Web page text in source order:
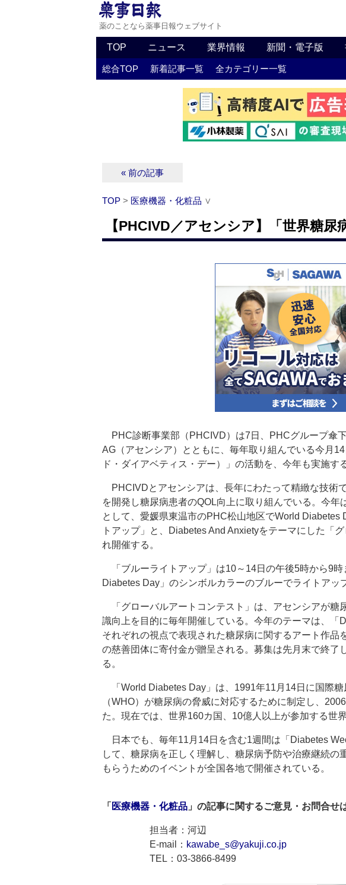
薬のことなら薬事日報ウェブサイト
TOP ニュース 業界情報 新聞・電子版
総合TOP 新着記事一覧 全カテゴリー一覧
« 前の記事
TOP > 医療機器・化粧品 ∨
【PHCIVD／アセンシア】「世界糖
PHC診断事業部（PHCIVD）は7日、PHCグループ傘
AG（アセンシア）とともに、毎年取り組んでいる今月
ド・ダイアベティス・デー）」の活動を、今年も実施す
PHCIVDとアセンシアは、長年にわたって精緻な技術
を開発し糖尿病患者のQOL向上に取り組んでいる。今
として、愛媛県東温市のPHC松山地区でWorld Diabetes
トアップ」と、Diabetes And Anxietyをテーマにした「
れ開催する。
「ブルーライトアップ」は10～14日の午後5時から9
Diabetes Day」のシンボルカラーのブルーでライトアッ
「グローバルアートコンテスト」は、アセンシアが糖
識向上を目的に毎年開催している。今年のテーマは、「
それぞれの視点で表現された糖尿病に関するアート作品
の慈善団体に寄付金が贈呈される。募集は先月末で終了
る。
「World Diabetes Day」は、1991年11月14日に国際糖
（WHO）が糖尿病の脅威に対応するために制定し、
た。現在では、世界160カ国、10億人以上が参加する世
日本でも、毎年11月14日を含む1週間は「Diabetes
して、糖尿病を正しく理解し、糖尿病予防や治療継続の
もらうためのイベントが全国各地で開催されている。
「 医療機器・化粧品 」の記事に関するご意見・お問合せ
担当者：河辺
E-mail： kawabe_s@yakuji.co.jp
TEL：03-3866-8499